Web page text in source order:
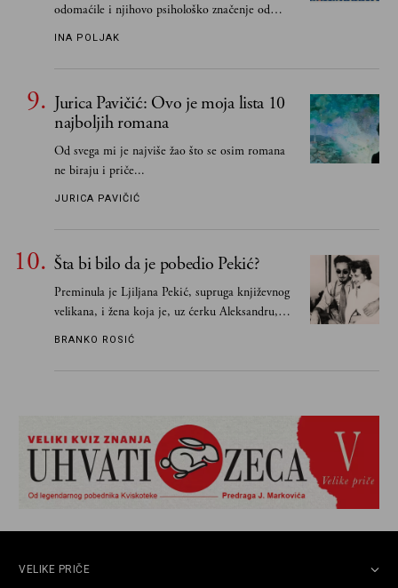
odomaćile i njihovo psihološko značenje od
INA POLJAK
Jurica Pavičić: Ovo je moja lista 10
najboljih romana
Od svega mi je najviše žao što se osim romana
ne biraju i priče...
JURICA PAVIČIĆ
Šta bi bilo da je pobedio Pekić?
Preminula je Ljiljana Pekić, supruga književnog
velikana, i žena koja je, uz ćerku Aleksandru,
vodila računa o zaostavštini pisca. Ovu priču o
BRANKO ROSIĆ
VELIKE PRIČE